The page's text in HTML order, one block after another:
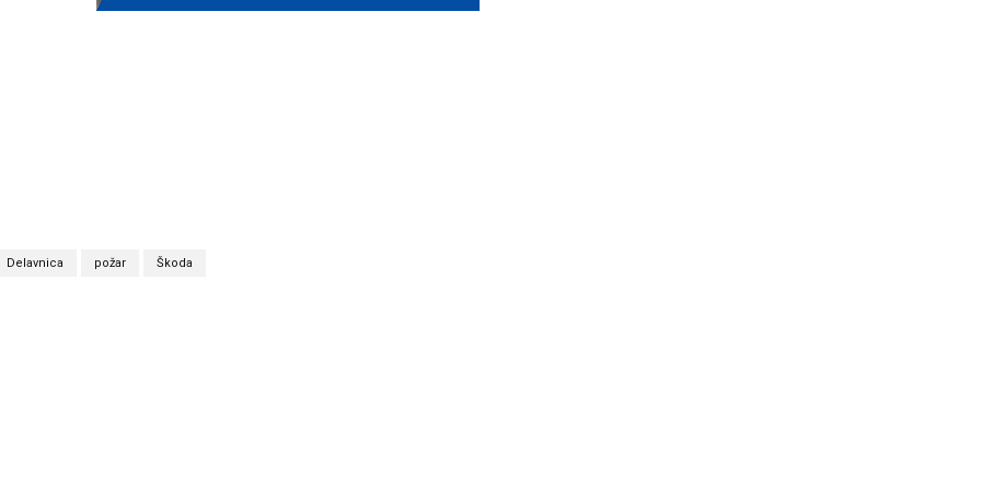
Delavnica požar Škoda